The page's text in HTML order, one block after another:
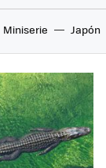
Miniserie Japón